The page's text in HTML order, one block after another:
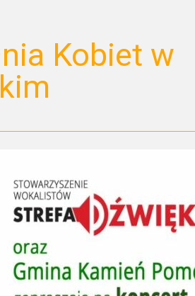
Kobiet w